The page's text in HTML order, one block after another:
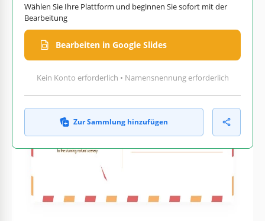
Wählen Sie Ihre Plattform und beginnen Sie sofort mit der
Bearbeitung
Bearbeiten in Google Slides
Kein Konto erforderlich • Namensnennung erforderlich
Zur Sammlung hinzufügen
Text, Bilder und Farben
anpassen
oder Büro